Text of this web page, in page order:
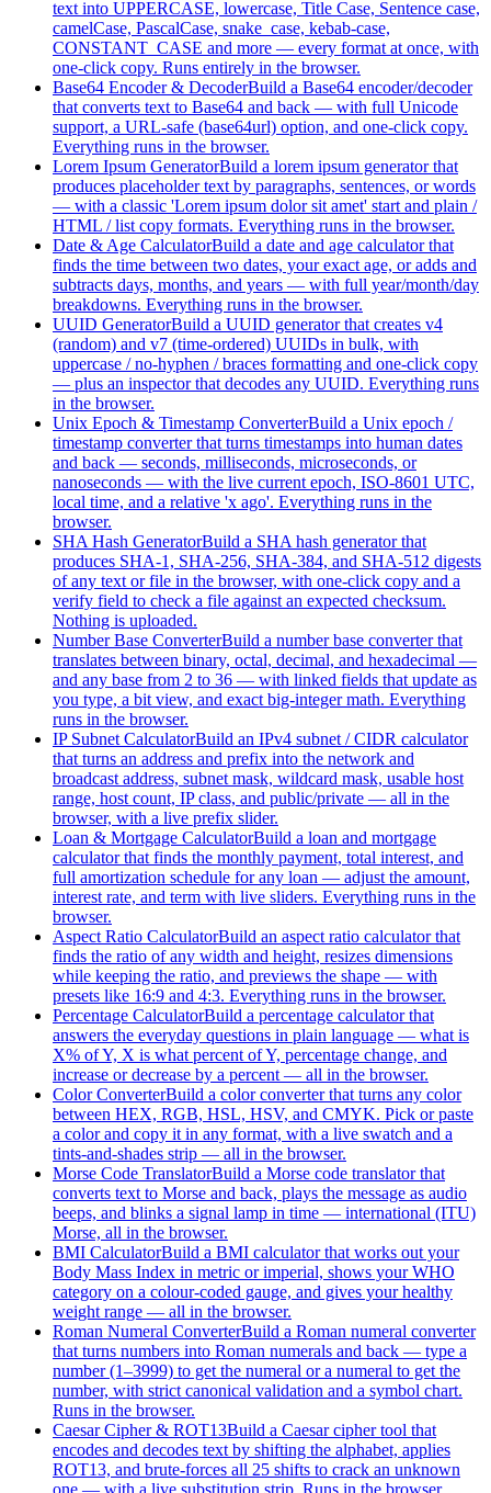
text into UPPERCASE, lowercase, Title Case, Sentence case,
camelCase, PascalCase, snake_case, kebab-case,
CONSTANT_CASE and more — every format at once, with
one-click copy. Runs entirely in the browser.
Base64 Encoder & DecoderBuild a Base64 encoder/decoder
that converts text to Base64 and back — with full Unicode
support, a URL-safe (base64url) option, and one-click copy.
Everything runs in the browser.
Lorem Ipsum GeneratorBuild a lorem ipsum generator that
produces placeholder text by paragraphs, sentences, or words
— with a classic 'Lorem ipsum dolor sit amet' start and plain /
HTML / list copy formats. Everything runs in the browser.
Date & Age CalculatorBuild a date and age calculator that
finds the time between two dates, your exact age, or adds and
subtracts days, months, and years — with full year/month/day
breakdowns. Everything runs in the browser.
UUID GeneratorBuild a UUID generator that creates v4
(random) and v7 (time-ordered) UUIDs in bulk, with
uppercase / no-hyphen / braces formatting and one-click copy
— plus an inspector that decodes any UUID. Everything runs
in the browser.
Unix Epoch & Timestamp ConverterBuild a Unix epoch /
timestamp converter that turns timestamps into human dates
and back — seconds, milliseconds, microseconds, or
nanoseconds — with the live current epoch, ISO-8601 UTC,
local time, and a relative 'x ago'. Everything runs in the
browser.
SHA Hash GeneratorBuild a SHA hash generator that
produces SHA-1, SHA-256, SHA-384, and SHA-512 digests
of any text or file in the browser, with one-click copy and a
verify field to check a file against an expected checksum.
Nothing is uploaded.
Number Base ConverterBuild a number base converter that
translates between binary, octal, decimal, and hexadecimal —
and any base from 2 to 36 — with linked fields that update as
you type, a bit view, and exact big-integer math. Everything
runs in the browser.
IP Subnet CalculatorBuild an IPv4 subnet / CIDR calculator
that turns an address and prefix into the network and
broadcast address, subnet mask, wildcard mask, usable host
range, host count, IP class, and public/private — all in the
browser, with a live prefix slider.
Loan & Mortgage CalculatorBuild a loan and mortgage
calculator that finds the monthly payment, total interest, and
full amortization schedule for any loan — adjust the amount,
interest rate, and term with live sliders. Everything runs in the
browser.
Aspect Ratio CalculatorBuild an aspect ratio calculator that
finds the ratio of any width and height, resizes dimensions
while keeping the ratio, and previews the shape — with
presets like 16:9 and 4:3. Everything runs in the browser.
Percentage CalculatorBuild a percentage calculator that
answers the everyday questions in plain language — what is
X% of Y, X is what percent of Y, percentage change, and
increase or decrease by a percent — all in the browser.
Color ConverterBuild a color converter that turns any color
between HEX, RGB, HSL, HSV, and CMYK. Pick or paste
a color and copy it in any format, with a live swatch and a
tints-and-shades strip — all in the browser.
Morse Code TranslatorBuild a Morse code translator that
converts text to Morse and back, plays the message as audio
beeps, and blinks a signal lamp in time — international (ITU)
Morse, all in the browser.
BMI CalculatorBuild a BMI calculator that works out your
Body Mass Index in metric or imperial, shows your WHO
category on a colour-coded gauge, and gives your healthy
weight range — all in the browser.
Roman Numeral ConverterBuild a Roman numeral converter
that turns numbers into Roman numerals and back — type a
number (1–3999) to get the numeral or a numeral to get the
number, with strict canonical validation and a symbol chart.
Runs in the browser.
Caesar Cipher & ROT13Build a Caesar cipher tool that
encodes and decodes text by shifting the alphabet, applies
ROT13, and brute-forces all 25 shifts to crack an unknown
one — with a live substitution strip. Runs in the browser.